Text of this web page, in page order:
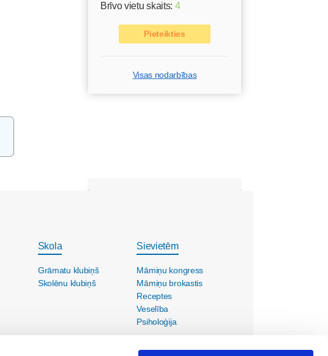
Brīvo vietu skaits: 4
Pieteikties
Visas nodarbības
Skola
Grāmatu klubiņš
Skolēnu klubiņš
Sievietēm
Māmiņu kongress
Māmiņu brokastis
Receptes
Veselība
Psiholoģija